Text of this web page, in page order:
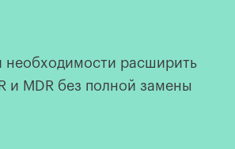
необходимости расширить
и MDR без полной замены